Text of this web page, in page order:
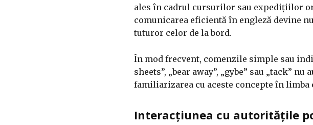
ales în cadrul cursurilor sau expedițiilor
comunicarea eficientă în engleză devine
tuturor celor de la bord.
În mod frecvent, comenzile simple sau
sheets”, „bear away”, „gybe” sau „tack”
familiarizarea cu aceste concepte în
Interacțiunea cu autoritățile